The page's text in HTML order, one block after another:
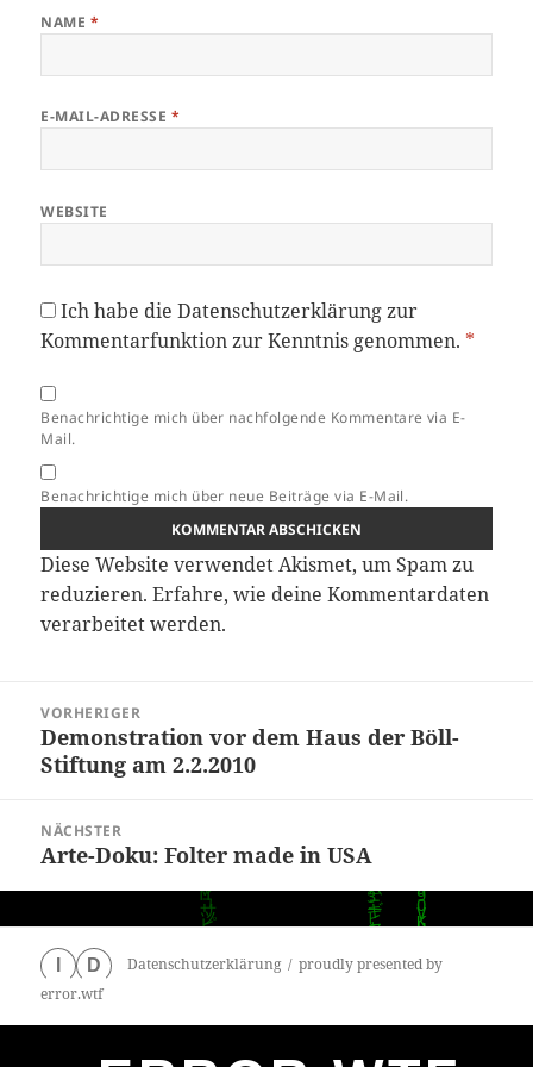
NAME *
E-MAIL-ADRESSE *
WEBSITE
Ich habe dieDatenschutzerklärungzur
Kommentarfunktion zur Kenntnis genommen. *
Benachrichtige mich über nachfolgende Kommentare via E-
Mail.
Benachrichtige mich über neue Beiträge via E-Mail.
Diese Website verwendet Akismet, um Spam zu
reduzieren.Erfahre, wie deine Kommentardaten
verarbeitet werden.
VORHERIGER
Vorheriger
Beitrag:
Demonstration vor dem Haus der Böll-
Stiftung am 2.2.2010
NÄCHSTER
Nächster
Beitrag:
Arte-Doku: Folter made in USA
D Datenschutzerklärung
proudly presented by
error.wtf